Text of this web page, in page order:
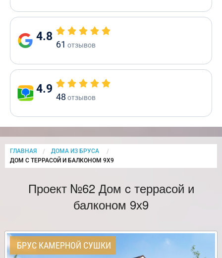
4.8
61 отзывов
4.9
48 отзывов
ГЛАВНАЯ
ДОМА ИЗ БРУСА
CURRENT:
ДОМ C ТЕРРАСОЙ И БАЛКОНОМ 9Х9
Проект №62 Дом c террасой и
балконом 9х9
БРУС КАМЕРНОЙ СУШКИ